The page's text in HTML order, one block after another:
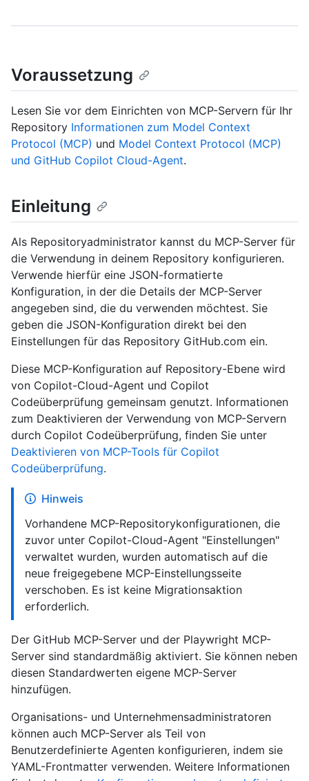
Voraussetzung
Lesen Sie vor dem Einrichten von MCP-Servern für Ihr
Repository Informationen zum Model Context
Protocol (MCP) und Model Context Protocol (MCP)
und GitHub Copilot Cloud-Agent.
Einleitung
Als Repositoryadministrator kannst du MCP-Server für
die Verwendung in deinem Repository konfigurieren.
Verwende hierfür eine JSON-formatierte
Konfiguration, in der die Details der MCP-Server
angegeben sind, die du verwenden möchtest. Sie
geben die JSON-Konfiguration direkt bei den
Einstellungen für das Repository GitHub.com ein.
Diese MCP-Konfiguration auf Repository-Ebene wird
von Copilot-Cloud-Agent und Copilot
Codeüberprüfung gemeinsam genutzt. Informationen
zum Deaktivieren der Verwendung von MCP-Servern
durch Copilot Codeüberprüfung, finden Sie unter
Deaktivieren von MCP-Tools für Copilot
Codeüberprüfung.
Hinweis
Vorhandene MCP-Repositorykonfigurationen, die
zuvor unter Copilot-Cloud-Agent "Einstellungen"
verwaltet wurden, wurden automatisch auf die
neue freigegebene MCP-Einstellungsseite
verschoben. Es ist keine Migrationsaktion
erforderlich.
Der GitHub MCP-Server und der Playwright MCP-
Server sind standardmäßig aktiviert. Sie können neben
diesen Standardwerten eigene MCP-Server
hinzufügen.
Organisations- und Unternehmensadministratoren
können auch MCP-Server als Teil von
Benutzerdefinierte Agenten konfigurieren, indem sie
YAML-Frontmatter verwenden. Weitere Informationen